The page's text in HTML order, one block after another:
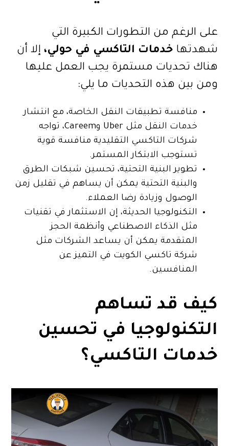
على الرغم من التطورات الكبيرة التي
شهدتها خدمات التاكسي في حولي، إلا أن
هناك تحديات مستمرة يجب العمل عليها
ومن بين هذه التحديات ما يلي:
منافسة تطبيقات النقل الخاصة، مع انتشار
خدمات النقل مثل Uber وCareem، تواجه
شركات التاكسي التقليدية منافسة قوية
تستوجب الابتكار المستمر.
تطوير البنية التحتية، تحسين شبكات الطرق
والبنية التحتية يمكن أن يساهم في تقليل زمن
الوصول وزيادة رضا العملاء.
التكنولوجيا الحديثة، إن الاستثمار في تقنيات
مثل الذكاء الاصطناعي وأنظمة الحجز
المتقدمة يمكن أن يساعد الشركات مثل
شركة تاكسي الكويت في التميز عن
المنافسين.
كيف قد تساهم
التكنولوجيا في تحسين
خدمات التاكسي؟